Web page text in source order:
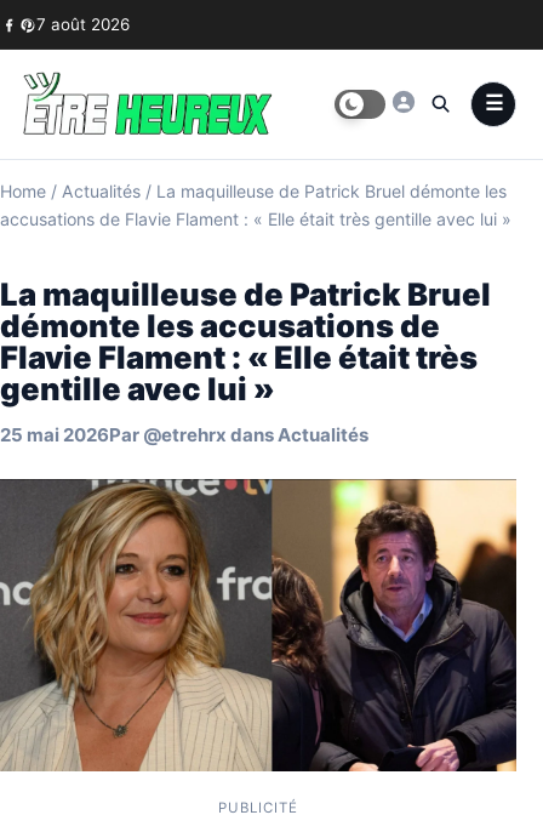
Skip to content
7 août 2026
Home / Actualités / La maquilleuse de Patrick Bruel démonte les
accusations de Flavie Flament : « Elle était très gentille avec lui »
La maquilleuse de Patrick Bruel
démonte les accusations de
Flavie Flament : « Elle était très
gentille avec lui »
25 mai 2026Par @etrehrx dansActualités
PUBLICITÉ